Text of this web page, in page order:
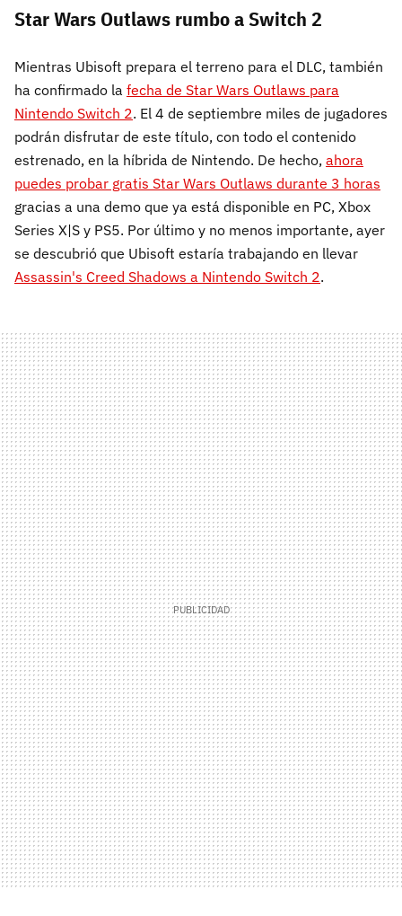
Star Wars Outlaws rumbo a Switch 2
Mientras Ubisoft prepara el terreno para el DLC, también
ha confirmado la fecha de Star Wars Outlaws para
Nintendo Switch 2. El 4 de septiembre miles de jugadores
podrán disfrutar de este título, con todo el contenido
estrenado, en la híbrida de Nintendo. De hecho, ahora
puedes probar gratis Star Wars Outlaws durante 3 horas
gracias a una demo que ya está disponible en PC, Xbox
Series X|S y PS5. Por último y no menos importante, ayer
se descubrió que Ubisoft estaría trabajando en llevar
Assassin's Creed Shadows a Nintendo Switch 2.